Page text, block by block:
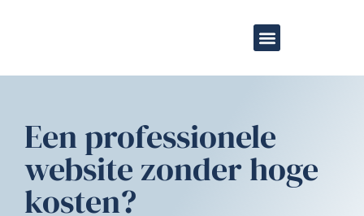
Een professionele
website zonder hoge
kosten?